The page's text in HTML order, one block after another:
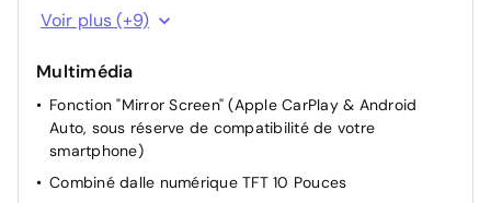
Appui-tête AV réglable
Siège conducteur avec réglage manuel en hauteur
Siège passager à réglage mécanique
Siège conducteur avec réglage lombaire
Voir plus (+9)
Multimédia
Fonction "Mirror Screen" (Apple CarPlay & Android
Auto, sous réserve de compatibilité de votre
smartphone)
Combiné dalle numérique TFT 10 Pouces